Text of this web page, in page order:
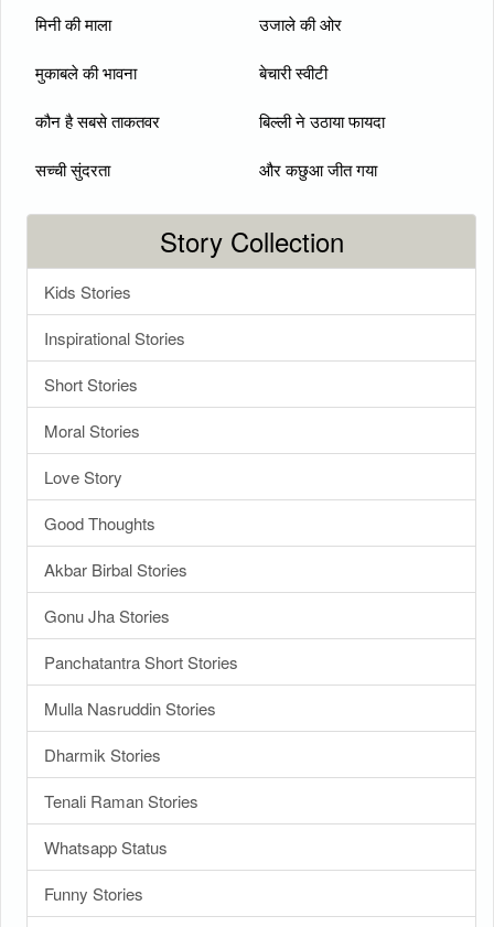
मिनी की माला उजाले की ओर
मुकाबले की भावना बेचारी स्वीटी
कौन है सबसे ताकतवर बिल्ली ने उठाया फायदा
सच्ची सुंदरता और कछुआ जीत गया
Story Collection
Kids Stories
Inspirational Stories
Short Stories
Moral Stories
Love Story
Good Thoughts
Akbar Birbal Stories
Gonu Jha Stories
Panchatantra Short Stories
Mulla Nasruddin Stories
Dharmik Stories
Tenali Raman Stories
Whatsapp Status
Funny Stories